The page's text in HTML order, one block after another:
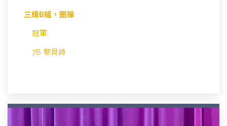
三級B組，圈操
冠軍
7B 黎貝詩